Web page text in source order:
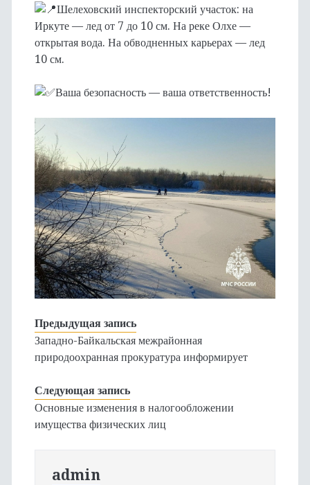
Шелеховский инспекторский участок: на
Иркуте — лед от 7 до 10 см. На реке Олхе —
открытая вода. На обводненных карьерах — лед
10 см.
Ваша безопасность — ваша ответственность!
Предыдущая запись
Западно-Байкальская межрайонная
природоохранная прокуратура информирует
Следующая запись
Основные изменения в налогообложении
имущества физических лиц
admin